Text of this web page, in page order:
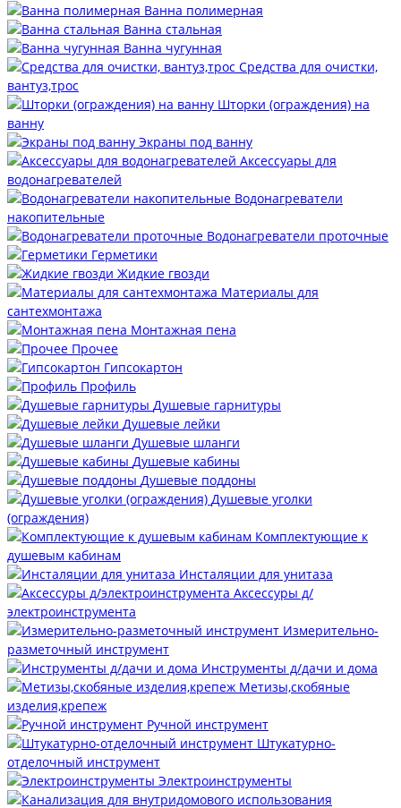
Ванна полимерная
Ванна стальная
Ванна чугунная
Средства для очистки,
вантуз,трос
Шторки (ограждения) на
ванну
Экраны под ванну
Аксессуары для
водонагревателей
Водонагреватели
накопительные
Водонагреватели проточные
Герметики
Жидкие гвозди
Материалы для
сантехмонтажа
Монтажная пена
Прочее
Гипсокартон
Профиль
Душевые гарнитуры
Душевые лейки
Душевые шланги
Душевые кабины
Душевые поддоны
Душевые уголки
(ограждения)
Комплектующие к
душевым кабинам
Инсталяции для унитаза
Аксессуры д/
электроинструмента
Измерительно-
разметочный инструмент
Инструменты д/дачи и дома
Метизы,скобяные
изделия,крепеж
Ручной инструмент
Штукатурно-
отделочный инструмент
Электроинструменты